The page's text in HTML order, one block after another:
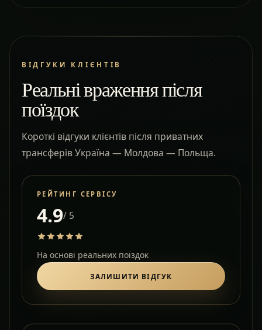
ВІДГУКИ КЛІЄНТІВ
Реальні враження після
поїздок
Короткі відгуки клієнтів після приватних
трансферів Україна — Молдова — Польща.
РЕЙТИНГ СЕРВІСУ
4.9/ 5
На основі реальних поїздок
ЗАЛИШИТИ ВІДГУК